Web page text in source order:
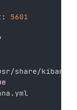
:
5601
share/kibana/